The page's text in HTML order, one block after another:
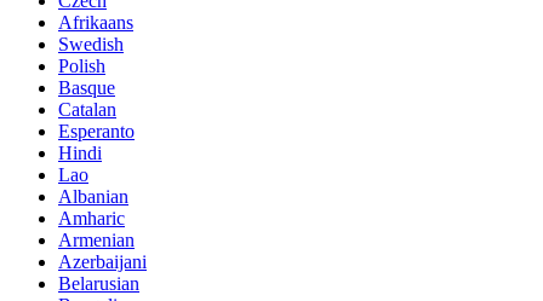
Afrikaans
Swedish
Polish
Basque
Catalan
Esperanto
Hindi
Lao
Albanian
Amharic
Armenian
Azerbaijani
Belarusian